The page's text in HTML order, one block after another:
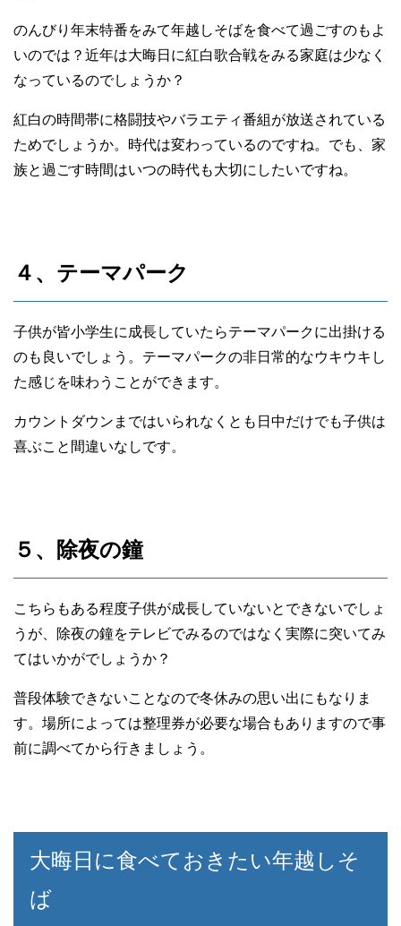
のんびり年末特番をみて年越しそばを食べて過ごすのもよ
いのでは？近年は大晦日に紅白歌合戦をみる家庭は少なく
なっているのでしょうか？
紅白の時間帯に格闘技やバラエティ番組が放送されている
ためでしょうか。時代は変わっているのですね。でも、家
族と過ごす時間はいつの時代も大切にしたいですね。
４、テーマパーク
子供が皆小学生に成長していたらテーマパークに出掛ける
のも良いでしょう。テーマパークの非日常的なウキウキし
た感じを味わうことができます。
カウントダウンまではいられなくとも日中だけでも子供は
喜ぶこと間違いなしです。
５、除夜の鐘
こちらもある程度子供が成長していないとできないでしょ
うが、除夜の鐘をテレビでみるのではなく実際に突いてみ
てはいかがでしょうか？
普段体験できないことなので冬休みの思い出にもなりま
す。場所によっては整理券が必要な場合もありますので事
前に調べてから行きましょう。
大晦日に食べておきたい年越しそ
ば